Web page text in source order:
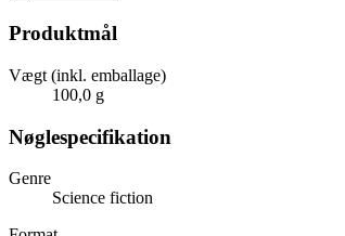
Produktmål
Vægt (inkl. emballage)
100,0 g
Nøglespecifikation
Genre
Science fiction